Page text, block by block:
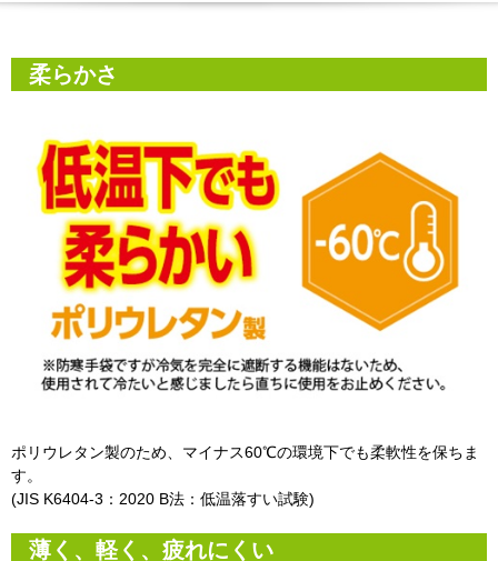
柔らかさ
ポリウレタン製のため、マイナス60℃の環境下でも柔軟性を保ちま
す。
(JIS K6404-3：2020 B法：低温落すい試験)
薄く、軽く、疲れにくい